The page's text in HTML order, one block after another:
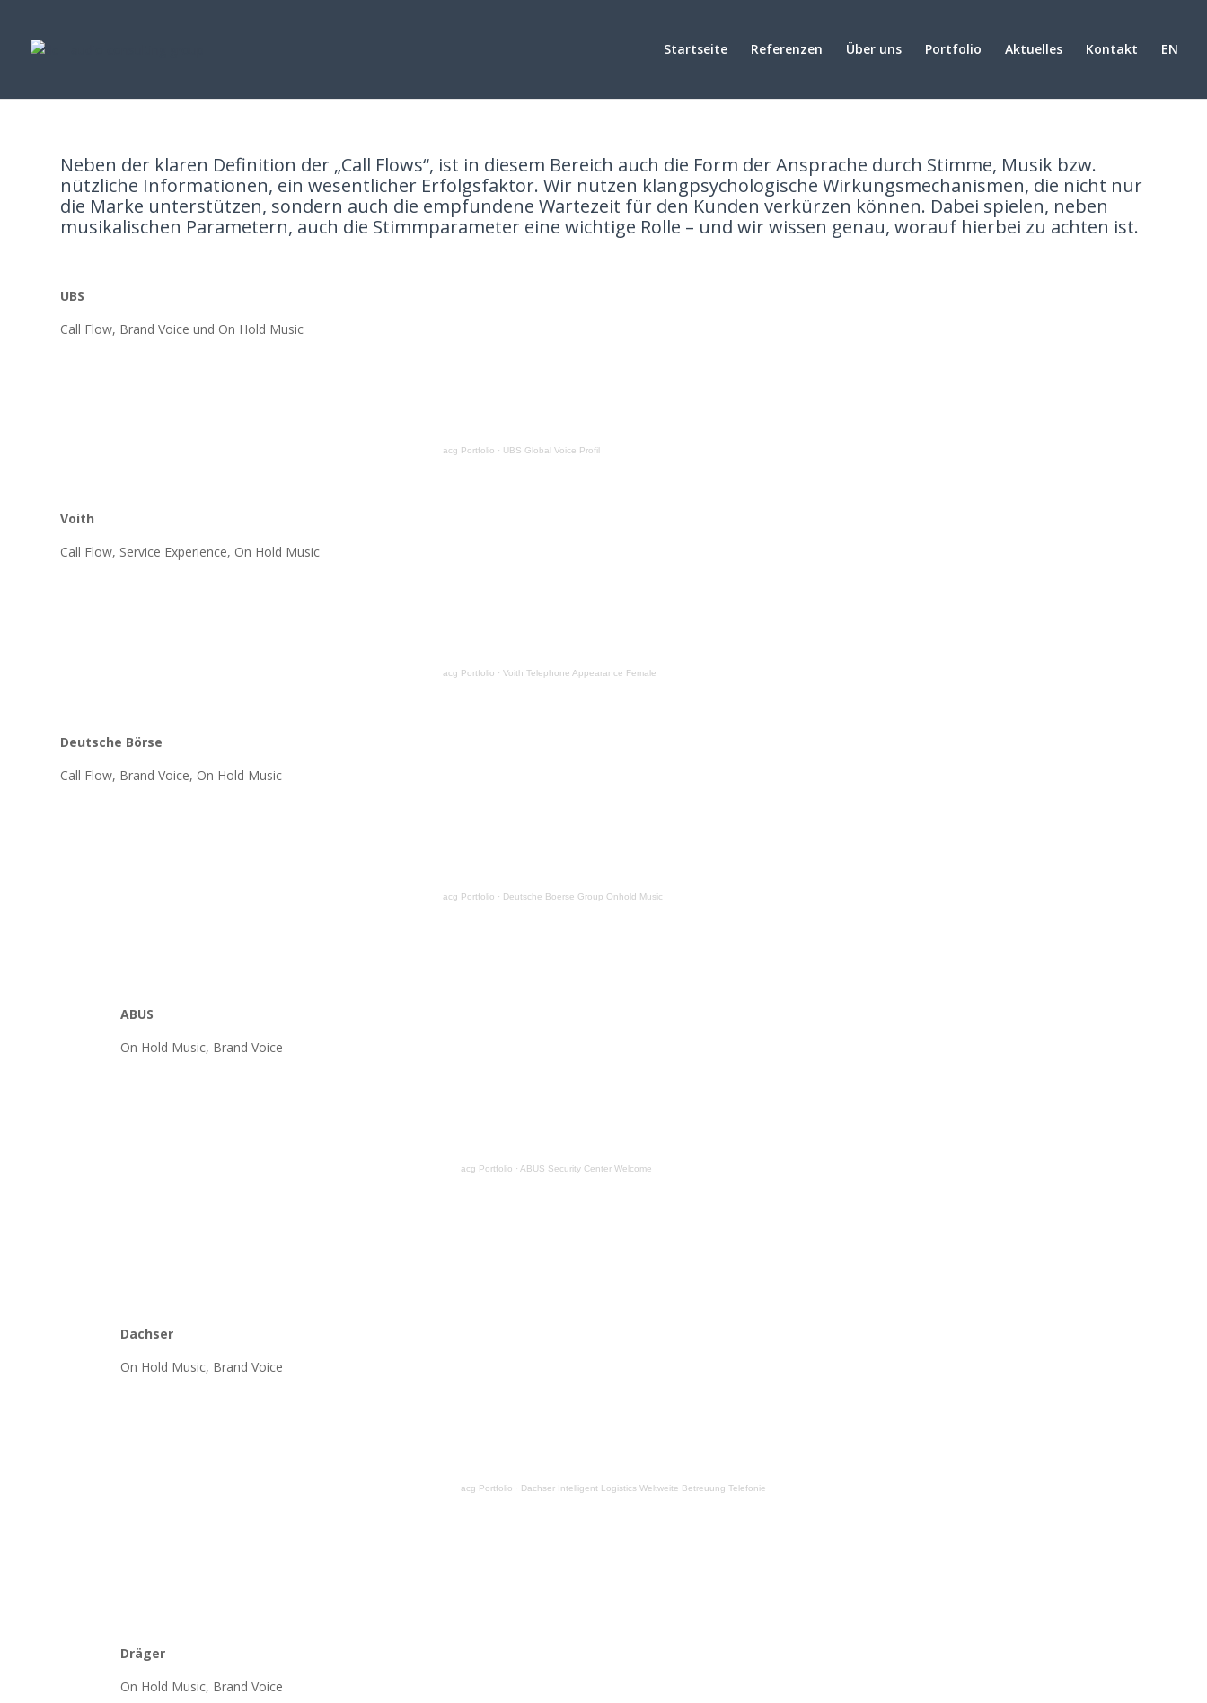
Startseite Referenzen Über uns Portfolio Aktuelles Kontakt EN
Service Design & Telefonie
Neben der klaren Definition der „Call Flows“, ist in diesem Bereich auch die Form der Ansprache durch Stimme, Musik bzw.
nützliche Informationen, ein wesentlicher Erfolgsfaktor. Wir nutzen klangpsychologische Wirkungsmechanismen, die nicht nur
die Marke unterstützen, sondern auch die empfundene Wartezeit für den Kunden verkürzen können. Dabei spielen, neben
musikalischen Parametern, auch die Stimmparameter eine wichtige Rolle – und wir wissen genau, worauf hierbei zu achten ist.
UBS
Call Flow, Brand Voice und On Hold Music
acg Portfolio · UBS Global Voice Profil
Voith
Call Flow, Service Experience, On Hold Music
acg Portfolio · Voith Telephone Appearance Female
Deutsche Börse
Call Flow, Brand Voice, On Hold Music
acg Portfolio · Deutsche Boerse Group Onhold Music
ABUS
On Hold Music, Brand Voice
acg Portfolio · ABUS Security Center Welcome
Dachser
On Hold Music, Brand Voice
acg Portfolio · Dachser Intelligent Logistics Weltweite Betreuung Telefonie
Dräger
On Hold Music, Brand Voice